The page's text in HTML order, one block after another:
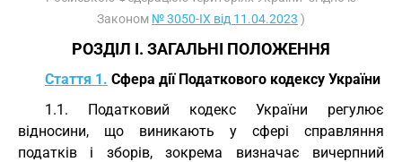
Законом № 3050-IX від 11.04.2023 )
РОЗДІЛ I. ЗАГАЛЬНІ ПОЛОЖЕННЯ
Стаття 1. Сфера дії Податкового кодексу України
1.1. Податковий кодекс України регулює
відносини, що виникають у сфері справляння
податків і зборів, зокрема визначає вичерпний